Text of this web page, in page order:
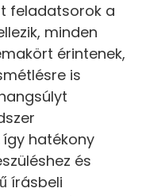
feladatsorok a
minden
érintenek,
is
hatékony
és
írásbeli